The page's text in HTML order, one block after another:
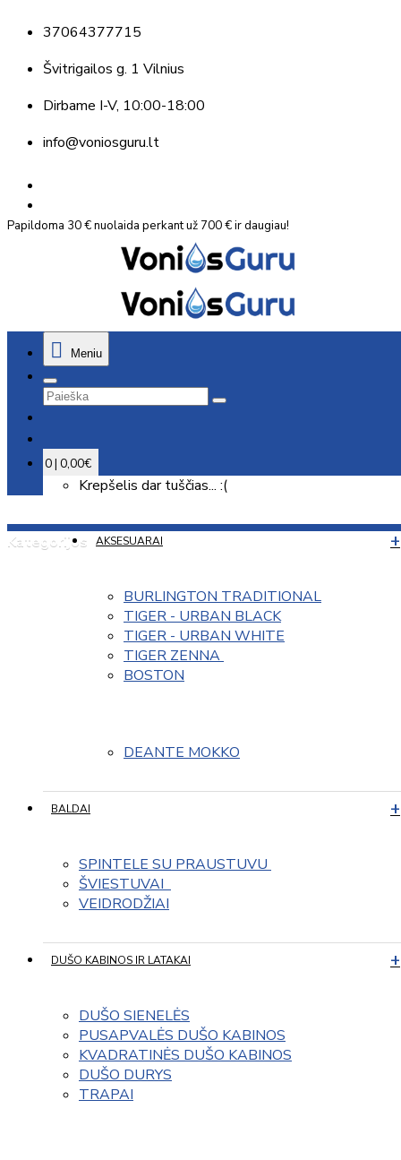
37064377715
Švitrigailos g. 1 Vilnius
Dirbame I-V, 10:00-18:00
info@voniosguru.lt
Papildoma 30 € nuolaida perkant už 700 € ir daugiau!
Meniu
0 | 0,00€
Krepšelis dar tuščias... :(
Kategorijos AKSESUARAI
BURLINGTON TRADITIONAL
TIGER - URBAN BLACK
TIGER - URBAN WHITE
TIGER ZENNA
BOSTON
DEANTE MOKKO
BALDAI
SPINTELE SU PRAUSTUVU
ŠVIESTUVAI
VEIDRODŽIAI
DUŠO KABINOS IR LATAKAI
DUŠO SIENELĖS
PUSAPVALĖS DUŠO KABINOS
KVADRATINĖS DUŠO KABINOS
DUŠO DURYS
TRAPAI